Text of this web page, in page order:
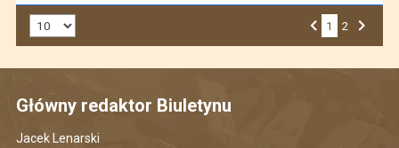
1 2
Główny redaktor Biuletynu
Jacek Lenarski